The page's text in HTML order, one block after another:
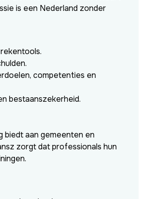
is een Nederland zonder
competenties en
bestaanszekerheid.
biedt aan gemeenten en
zorgt dat professionals hun